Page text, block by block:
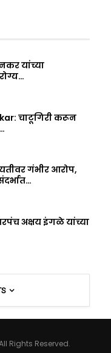
यांच्या
चाटूगिरी करून
गंभीर आरोप,
अक्षय इंगळे यांच्या
Rights Reserved.